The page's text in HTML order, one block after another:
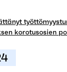
korotusosien